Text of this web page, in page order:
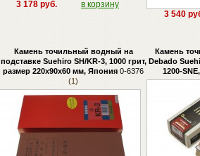
3 178 руб. в корзину
3 540
Камень точильный водный на
подставке Suehiro SH/KR-3, 1000 грит,
размер 220х90х60 мм, Япония 0-6376
(1)
Камень
Debado
1200-